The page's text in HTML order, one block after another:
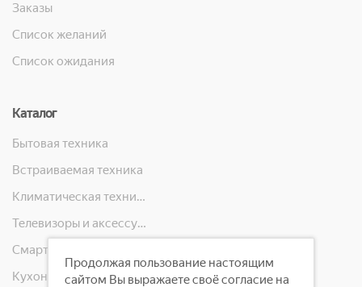
Заказы
Список желаний
Список ожидания
Каталог
Бытовая техника
Встраиваемая техника
Климатическая техника
Телевизоры и аксессуары
Кухонная техника
Продолжая пользование настоящим
сайтом Вы выражаете своё согласие на